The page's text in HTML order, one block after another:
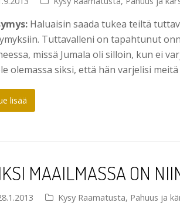
Haluaisin saada tukea teiltä
Tuttavalleni on tapahtunut
missä Jumala oli silloin, kun ei
olemassa siksi, että hän varjelisi
lisää
MAAILMASSA ON
Kysy Raamatusta, Pahuus ja